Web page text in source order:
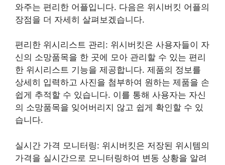
와주는 편리한 어플입니다. 다음은 위시버킷 어플의
장점을 더 자세히 살펴보겠습니다.
편리한 위시리스트 관리: 위시버킷은 사용자들이 자
신의 소망품목을 한 곳에 모아 관리할 수 있는 편리
한 위시리스트 기능을 제공합니다. 제품의 정보를
상세히 입력하고 사진을 첨부하여 원하는 제품을 손
쉽게 추적할 수 있습니다. 이를 통해 사용자는 자신
의 소망품목을 잊어버리지 않고 쉽게 확인할 수 있
습니다.
실시간 가격 모니터링: 위시버킷은 저장된 위시템의
가격을 실시간으로 모니터링하여 변동 상황을 알려